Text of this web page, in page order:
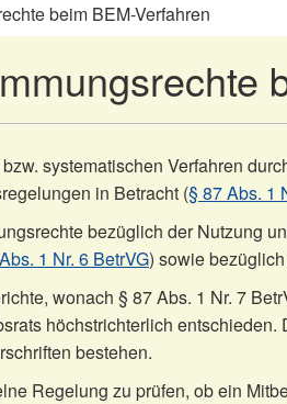
beim BEM-Verfahren
systematischen Verfahren
in Betracht (§ 87 Abs. 1
bezüglich der Nutzung
1 Nr. 6 BetrVG) sowie
wonach § 87 Abs. 1 Nr. 7
höchstrichterlich
bestehen.
Regelung zu prüfen, ob ein